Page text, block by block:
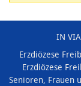
IN
Erzdiözese
Erzdiözese
Senioren, Frauen